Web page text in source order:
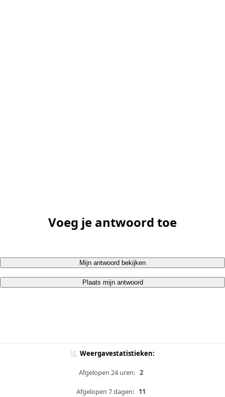
Voeg je antwoord toe
Mijn antwoord bekijken
Plaats mijn antwoord
Weergavestatistieken:
Afgelopen 24 uren: 2
Afgelopen 7 dagen: 11